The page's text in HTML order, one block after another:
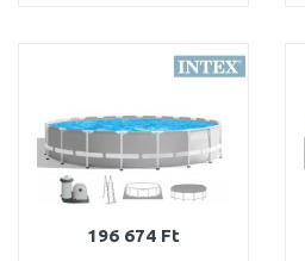
Összehasonlítás
196 674 Ft